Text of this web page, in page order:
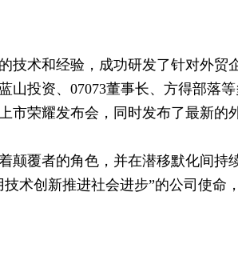
技术和经验，成功研发了针对外贸
投资、07073董事长、方得部落
市荣耀发布会，同时发布了最新的
覆者的角色，并在潜移默化间持
术创新推进社会进步”的公司使命